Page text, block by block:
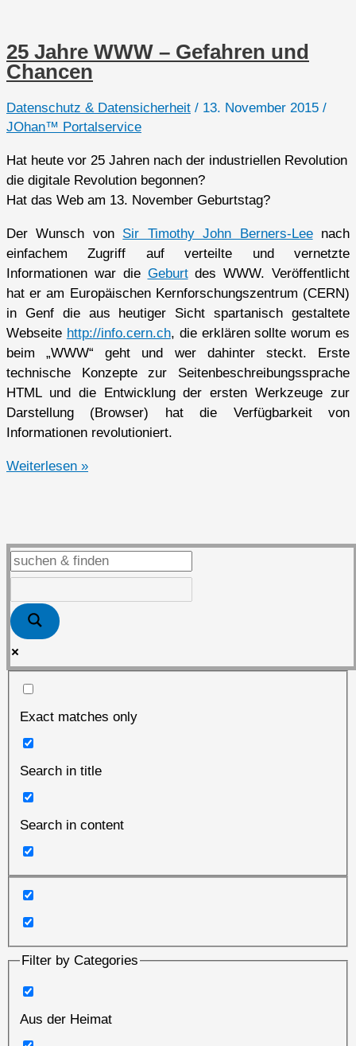
25 Jahre WWW – Gefahren und
Chancen
Datenschutz & Datensicherheit / 13. November 2015 /
JOhan™ Portalservice
Hat heute vor 25 Jahren nach der industriellen Revolution
die digitale Revolution begonnen?
Hat das Web am 13. November Geburtstag?
Der Wunsch von Sir Timothy John Berners-Leenach
einfachem Zugriff auf verteilte und vernetzte
Informationen war die Geburtdes WWW. Veröffentlicht
hat er am Europäischen Kernforschungszentrum (CERN)
in Genf die aus heutiger Sicht spartanisch gestaltete
Webseite http://info.cern.ch, die erklären sollte worum es
beim „WWW“ geht und wer dahinter steckt. Erste
technische Konzepte zur Seitenbeschreibungssprache
HTML und die Entwicklung der ersten Werkzeuge zur
Darstellung (Browser) hat die Verfügbarkeit von
Informationen revolutioniert.
25
Gefahren
und
Weiterlesen »
Exact matches only
Search in title
Search in content
Filter by Categories
Aus der Heimat